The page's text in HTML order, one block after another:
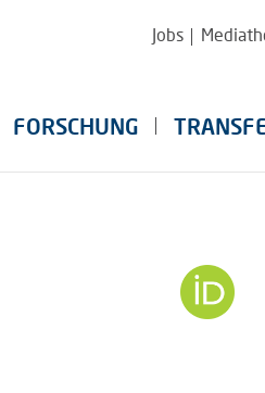
Jobs
FORSCHUNG